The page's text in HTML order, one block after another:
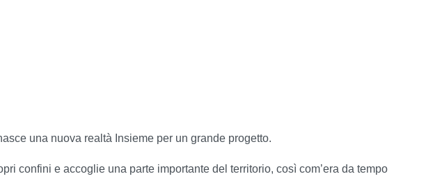
una nuova realtà Insieme per un grande progetto.
confini e accoglie una parte importante del territorio, così com’era da tempo